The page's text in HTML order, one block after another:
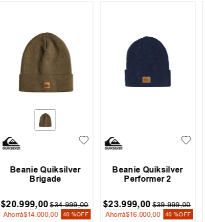
Beanie Quiksilver
Brigade
$20.999,00 $34.999,00
Ahorrá$14 .000,00 40 %OFF
Beanie Quiksilver
Performer 2
$23.999,00 $39.999,00
Ahorrá$16 .000,00 40 %OFF